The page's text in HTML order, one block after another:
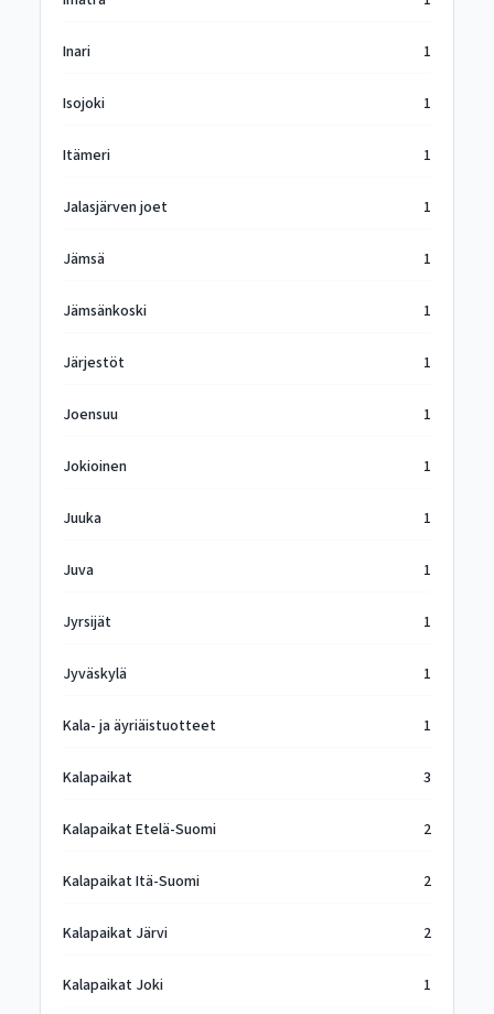
Inari 1
Isojoki 1
Itämeri 1
Jalasjärven joet 1
Jämsä 1
Jämsänkoski 1
Järjestöt 1
Joensuu 1
Jokioinen 1
Juuka 1
Juva 1
Jyrsijät 1
Jyväskylä 1
Kala- ja äyriäistuotteet 1
Kalapaikat 3
Kalapaikat Etelä-Suomi 2
Kalapaikat Itä-Suomi 2
Kalapaikat Järvi 2
Kalapaikat Joki 1